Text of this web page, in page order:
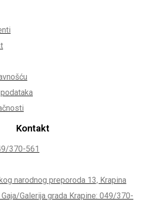
Kontakt
370-561
narodnog preporoda 13, Krapina
Galerija grada Krapine: 049/370-